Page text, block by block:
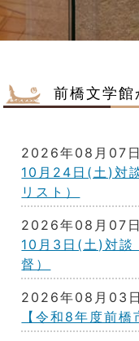
前橋文学館
2026年08月07日
10月24日(土)対
リスト）
2026年08月07日
10月3日(土)対談
督）
2026年08月03日
【令和8年度前橋